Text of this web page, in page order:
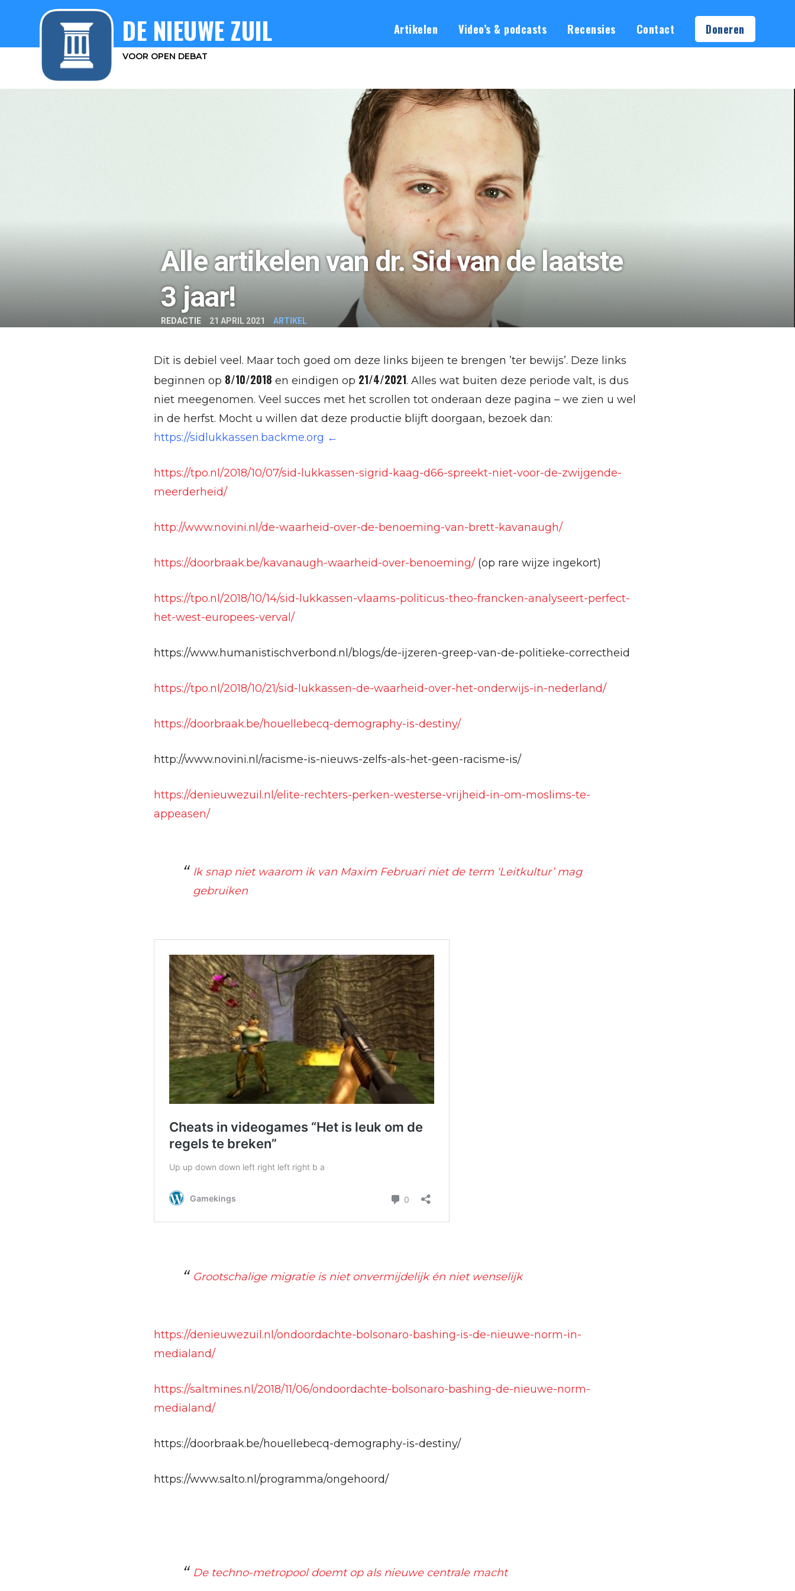
DE NIEUWE ZUIL
VOOR OPEN DEBAT
Artikelen Video’s & podcasts Recensies Contact Doneren
Alle artikelen van dr. Sid van de laatste
3 jaar!
REDACTIE 21 APRIL 2021 ARTIKEL
Dit is debiel veel. Maar toch goed om deze links bijeen te brengen ’ter bewijs’. Deze links
beginnen op 8/10/2018 en eindigen op 21/4/2021. Alles wat buiten deze periode valt, is dus
niet meegenomen. Veel succes met het scrollen tot onderaan deze pagina – we zien u wel
in de herfst. Mocht u willen dat deze productie blijft doorgaan, bezoek dan:
https://sidlukkassen.backme.org ←
https://tpo.nl/2018/10/07/sid-lukkassen-sigrid-kaag-d66-spreekt-niet-voor-de-zwijgende-
meerderheid/
http://www.novini.nl/de-waarheid-over-de-benoeming-van-brett-kavanaugh/
https://doorbraak.be/kavanaugh-waarheid-over-benoeming/(op rare wijze ingekort)
https://tpo.nl/2018/10/14/sid-lukkassen-vlaams-politicus-theo-francken-analyseert-perfect-
het-west-europees-verval/
https://www.humanistischverbond.nl/blogs/de-ijzeren-greep-van-de-politieke-correctheid
https://tpo.nl/2018/10/21/sid-lukkassen-de-waarheid-over-het-onderwijs-in-nederland/
https://doorbraak.be/houellebecq-demography-is-destiny/
http://www.novini.nl/racisme-is-nieuws-zelfs-als-het-geen-racisme-is/
https://denieuwezuil.nl/elite-rechters-perken-westerse-vrijheid-in-om-moslims-te-
appeasen/
Ik snap niet waarom ik van Maxim Februari niet de term ‘Leitkultur’ mag
gebruiken
Grootschalige migratie is niet onvermijdelijk én niet wenselijk
https://denieuwezuil.nl/ondoordachte-bolsonaro-bashing-is-de-nieuwe-norm-in-
medialand/
https://saltmines.nl/2018/11/06/ondoordachte-bolsonaro-bashing-de-nieuwe-norm-
medialand/
https://doorbraak.be/houellebecq-demography-is-destiny/
https://www.salto.nl/programma/ongehoord/
De techno-metropool doemt op als nieuwe centrale macht